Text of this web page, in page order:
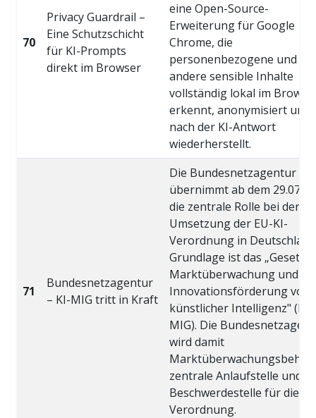
70
Privacy Guardrail –
Eine Schutzschicht
für KI-Prompts
direkt im Browser
eine Open-Source-
Erweiterung für Google
Chrome, die
personenbezogene und
andere sensible Inhalte
vollständig lokal im
erkennt, anonymisiert und
nach der KI-Antwort
wiederherstellt.
71
Bundesnetzagentur
– KI-MIG tritt in Kraft
Die Bundesnetzagentur
übernimmt ab dem
die zentrale Rolle bei der
Umsetzung der EU-KI-
Verordnung in
Grundlage ist das „Gesetz
Marktüberwachung und
Innovationsförderung von
künstlicher Intelligenz" (KI-
MIG). Die
wird damit
zentrale Anlaufstelle und
Beschwerdestelle für die KI-
Verordnung.